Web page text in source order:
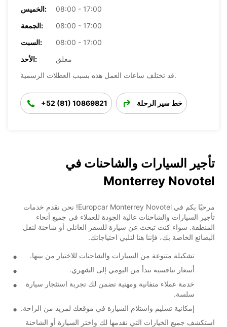
الخميس:
08:00 - 17:00
الجمعة:
08:00 - 17:00
السبت:
08:00 - 17:00
الأحد:
مغلق
قد تختلف ساعات العمل هذه بسبب العطلات الرسمية.
+52 (81) 10869821 خط سير الرحلة
تأجير السيارات والشاحنات في
Monterrey Novotel
مرحبًا بكم في Europcar Monterrey Novotel! نحن نقدم خدمات
تأجير السيارات والشاحنات عالية الجودة للعملاء في جميع أنحاء
المنطقة. سواء كنت تبحث عن سيارة للسفر العائلي أو شاحنة لنقل
البضائع الخاصة بك، فإننا هنا لنلبي احتياجاتك.
تشكيلة متنوعة من السيارات والشاحنات للاختيار من بينها.
أسعار تنافسية تبدأ من اليومي إلى الشهري.
خدمة عملاء متفانية ومهنية تضمن لك تجربة استئجار سيارة
سلسة.
إمكانية تسليم واستلام السيارة في موقعك لمزيد من الراحة.
استكشف جميع الخيارات التي نقدمها لك واختر السيارة أو الشاحنة